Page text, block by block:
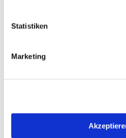
Statistiken
Marketing